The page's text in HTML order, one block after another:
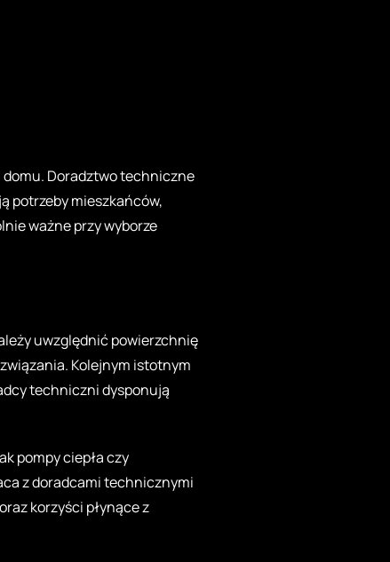
Doradztwo techniczne
potrzeby mieszkańców,
ważne przy wyborze
uwzględnić powierzchnię
Kolejnym istotnym
techniczni dysponują
pompy ciepła czy
z doradcami technicznymi
korzyści płynące z